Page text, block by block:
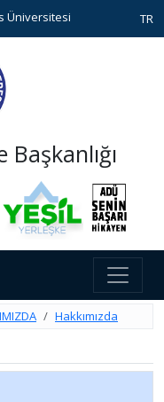
Üniversitesi TR
Hakkımızda